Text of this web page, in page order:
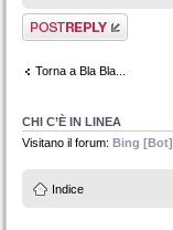
Rispondi al
messaggio
Torna a Bla Bla...
CHI C’È IN LINEA
Visitano il forum: Bing [Bot]
Indice